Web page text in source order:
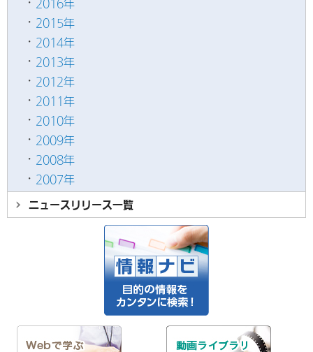
2016年
2015年
2014年
2013年
2012年
2011年
2010年
2009年
2008年
2007年
ニュースリリース一覧